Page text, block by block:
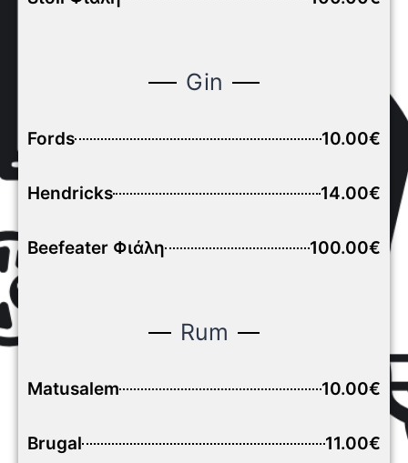
Gin
Fords 10.00€
Hendricks 14.00€
Beefeater Φιάλη 100.00€
Rum
Matusalem 10.00€
Brugal 11.00€